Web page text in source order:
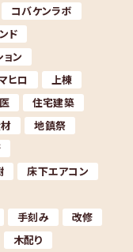
コバケンラボ
ド
ョン
ヒロ
上棟
住宅建築
地鎮祭
床下エアコン
手刻み
改修
木配り